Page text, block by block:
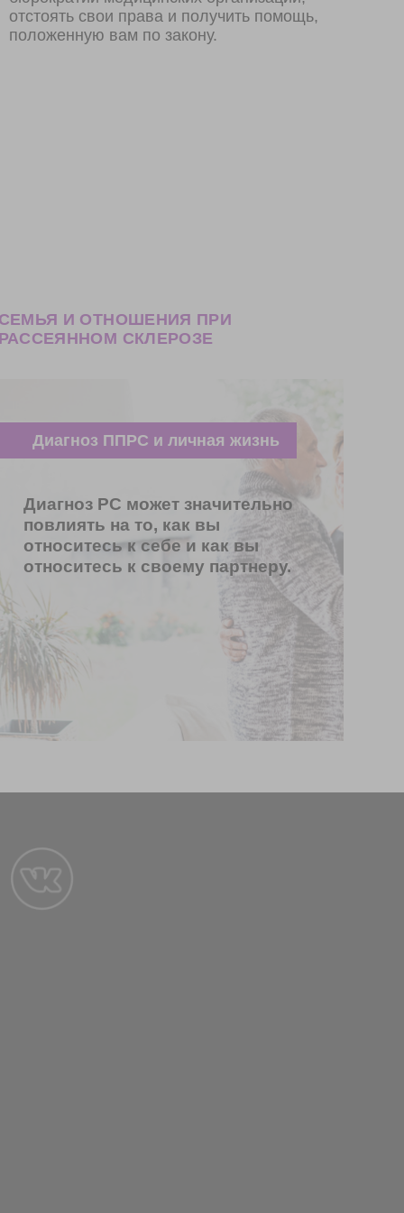
отстоять свои права и получить помощь,
положенную вам по закону.
СЕМЬЯ И ОТНОШЕНИЯ ПРИ
РАССЕЯННОМ СКЛЕРОЗЕ
Диагноз ППРС и личная жизнь
Диагноз РС может значительно
повлиять на то, как вы
относитесь к себе и как вы
относитесь к своему партнеру.